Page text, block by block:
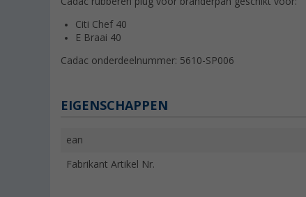
Citi Chef 40
E Braai 40
Cadac onderdeelnummer: 5610-SP006
EIGENSCHAPPEN
ean
Fabrikant Artikel Nr.